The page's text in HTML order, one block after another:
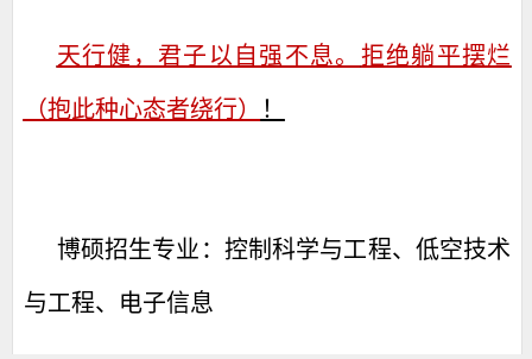
天行健，君子以自强不息。 拒绝躺平摆烂
（抱此种心态者绕行） ！
博硕招生专业：控制科学与工程、低空技术
与工程、电子信息